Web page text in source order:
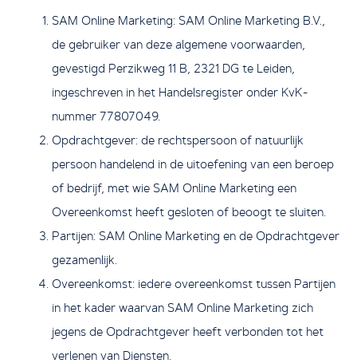
SAM Online Marketing: SAM Online Marketing B.V.,
de gebruiker van deze algemene voorwaarden,
gevestigd Perzikweg 11 B, 2321 DG te Leiden,
ingeschreven in het Handelsregister onder KvK-
nummer 77807049.
Opdrachtgever: de rechtspersoon of natuurlijk
persoon handelend in de uitoefening van een beroep
of bedrijf, met wie SAM Online Marketing een
Overeenkomst heeft gesloten of beoogt te sluiten.
Partijen: SAM Online Marketing en de Opdrachtgever
gezamenlijk.
Overeenkomst: iedere overeenkomst tussen Partijen
in het kader waarvan SAM Online Marketing zich
jegens de Opdrachtgever heeft verbonden tot het
verlenen van Diensten.